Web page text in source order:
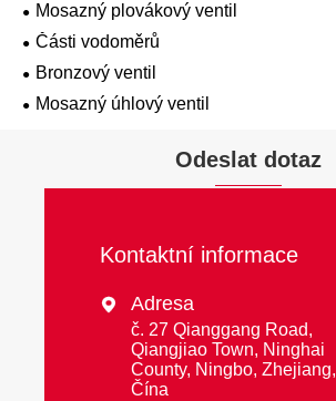
Mosazný plovákový ventil
Části vodoměrů
Bronzový ventil
Mosazný úhlový ventil
Odeslat dotaz
Kontaktní informace
 Adresa
č. 27 Qianggang Road,
Qiangjiao Town, Ninghai
County, Ningbo, Zhejiang,
Čína